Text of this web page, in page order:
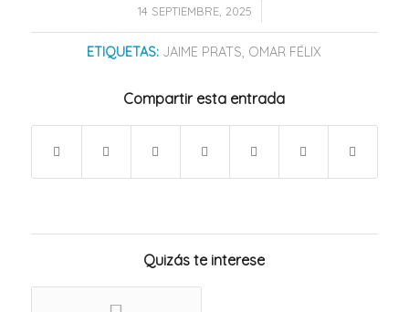
14 SEPTIEMBRE, 2025
/
ETIQUETAS: JAIME PRATS, OMAR FÉLIX
Compartir esta entrada
Quizás te interese